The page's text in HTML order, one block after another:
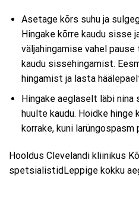
Asetage kõrs suhu ja
Hingake kõrre kaudu sisse
väljahingamise vahel
kaudu sissehingamist.
hingamist ja lasta
Hingake aeglaselt läbi nina
huulte kaudu. Hoidke hinge
korrake, kuni larüngospasm
Hooldus Clevelandi kliinikus
spetsialistidLeppige kokku